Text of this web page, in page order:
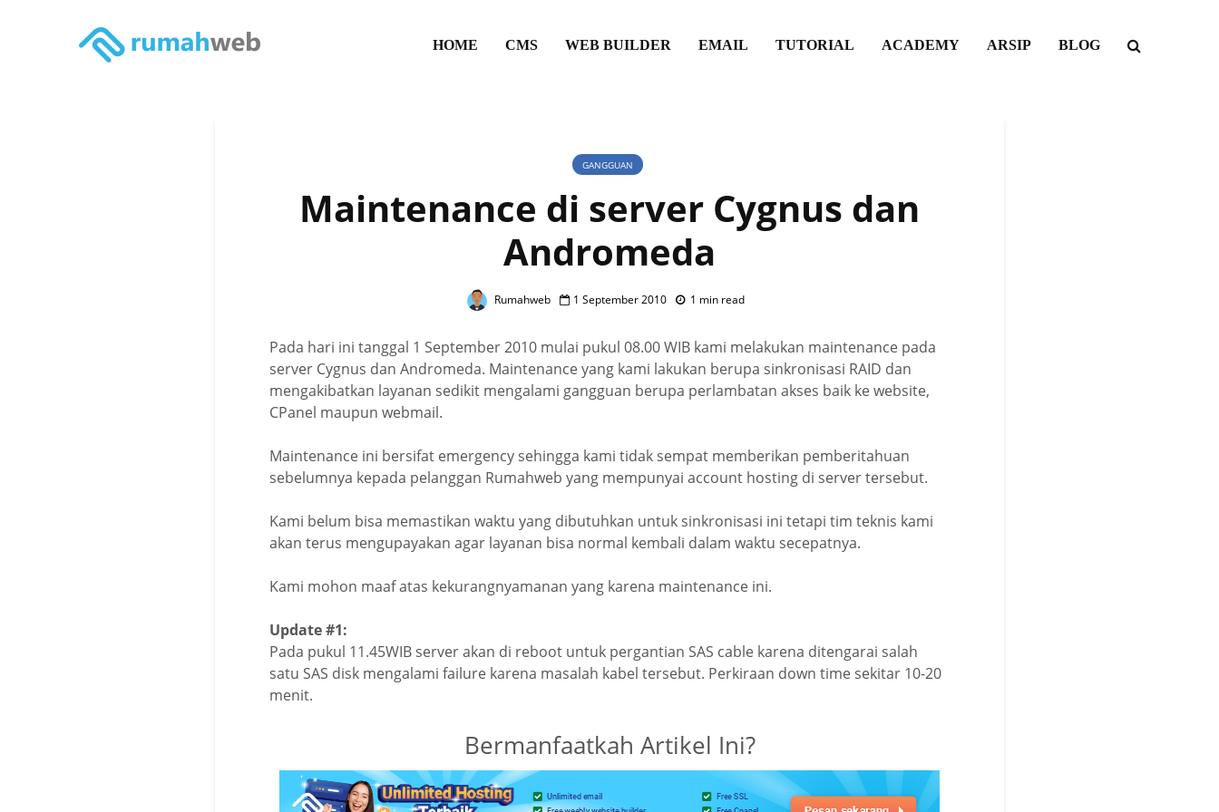
HOME CMS WEB BUILDER EMAIL TUTORIAL ACADEMY ARSIP BLOG
GANGGUAN
Maintenance di server Cygnus dan
Andromeda
Rumahweb 1 September 2010 1 min read
Pada hari ini tanggal 1 September 2010 mulai pukul 08.00 WIB kami melakukan maintenance pada
server Cygnus dan Andromeda. Maintenance yang kami lakukan berupa sinkronisasi RAID dan
mengakibatkan layanan sedikit mengalami gangguan berupa perlambatan akses baik ke website,
CPanel maupun webmail.
Maintenance ini bersifat emergency sehingga kami tidak sempat memberikan pemberitahuan
sebelumnya kepada pelanggan Rumahweb yang mempunyai account hosting di server tersebut.
Kami belum bisa memastikan waktu yang dibutuhkan untuk sinkronisasi ini tetapi tim teknis kami
akan terus mengupayakan agar layanan bisa normal kembali dalam waktu secepatnya.
Kami mohon maaf atas kekurangnyamanan yang karena maintenance ini.
Update #1:
Pada pukul 11.45WIB server akan di reboot untuk pergantian SAS cable karena ditengarai salah
satu SAS disk mengalami failure karena masalah kabel tersebut. Perkiraan down time sekitar 10-20
menit.
Bermanfaatkah Artikel Ini?